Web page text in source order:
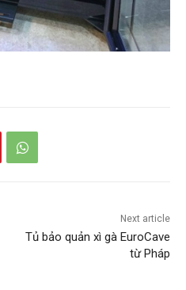
Next article
Tủ bảo quản xì gà EuroCave
từ Pháp